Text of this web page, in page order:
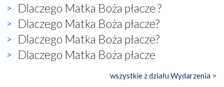
Dlaczego Matka Boża płacze ?
Dlaczego Matka Boża płacze?
Dlaczego Matka Boża płacze?
Dlaczego Matka Boża płacze
wszystkie z działu Wydarzenia >